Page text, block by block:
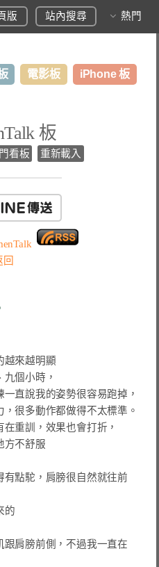
版 站內搜尋 熱門
電影板 iPhone 板
板
看板 重新載入
回
越來越明顯
個小時，
直說我的姿勢很容易跑掉，
很多動作都做得不太標準。
重訓，效果也會打折，
方不舒服
有點駝，肩膀很自然就往前
的
肩膀前側，不過我一直在